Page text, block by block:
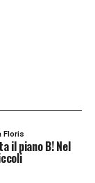
Floris
il piano B! Nel